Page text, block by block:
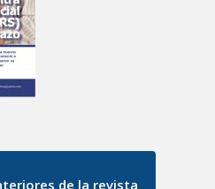
de la revista